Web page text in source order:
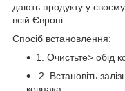
дають продукту у
всій Європі.
Спосіб встановлення:
1. Очистьте> обід
2. Встановіть
ковпака.